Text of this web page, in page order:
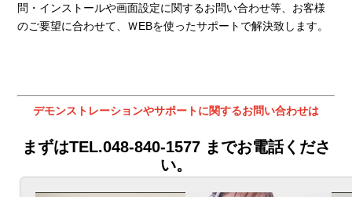
問・インストールや画面設定に関するお問い合わせ等、お客様
のご要望に合わせて、ＷEBを使ったサポートで解決致します。
デモンストレーションやサポートに関するお問い合わせは
まずはTEL.048-840-1577 までお電話くださ
い。